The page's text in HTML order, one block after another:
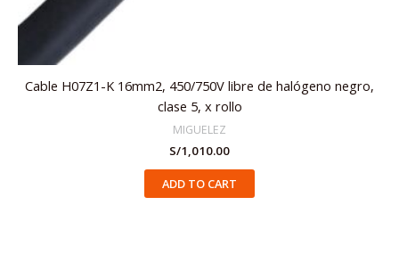
Cable H07Z1-K 16mm2, 450/750V libre de halógeno negro,
clase 5, x rollo
MIGUELEZ
S/1,010.00
ADD TO CART